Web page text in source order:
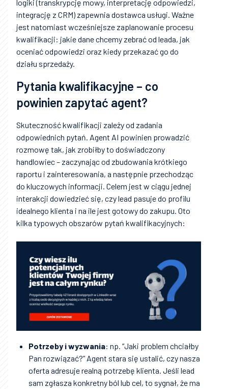
logiki (transkrypcję mowy, interpretację odpowiedzi,
integrację z CRM) zapewnia dostawca usługi. Ważne
jest natomiast wcześniejsze zaplanowanie procesu
kwalifikacji: jakie dane chcemy zebrać od leada, jak
oceniać odpowiedzi oraz kiedy przekazać go do
działu sprzedaży.
Pytania kwalifikacyjne – co
powinien zapytać agent?
Skuteczność kwalifikacji zależy od zadania
odpowiednich pytań. Agent AI powinien prowadzić
rozmowę tak, jak zrobiłby to doświadczony
handlowiec – zaczynając od zbudowania krótkiego
raportu i zainteresowania, a następnie przechodząc
do kluczowych informacji. Celem jest w ciągu jednej
interakcji dowiedzieć się, czy lead pasuje do profilu
idealnego klienta i na ile jest gotowy do zakupu. Oto
kilka typowych obszarów pytań kwalifikacyjnych:
Potrzeby i wyzwania: np. “Jaki problem chciałby
Pan rozwiązać?” Agent stara się ustalić, czy nasza
oferta adresuje realną potrzebę klienta. Jeśli lead
sam zgłasza konkretny ból lub cel, to sygnał, że ma